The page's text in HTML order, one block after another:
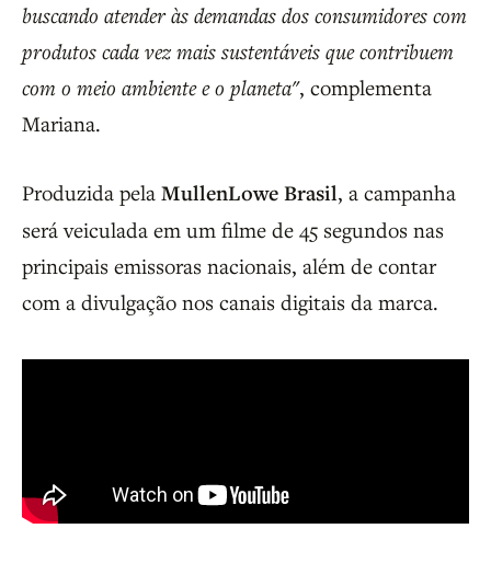
buscando atender às demandas dos consumidores com
produtos cada vez mais sustentáveis que contribuem
com o meio ambiente e o planeta", complementa
Mariana.
Produzida pela MullenLowe Brasil, a campanha
será veiculada em um filme de 45 segundos nas
principais emissoras nacionais, além de contar
com a divulgação nos canais digitais da marca.